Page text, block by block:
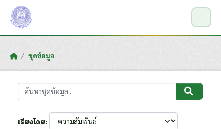
Skip to main content
ชุดข้อมูล
เรียงโดย